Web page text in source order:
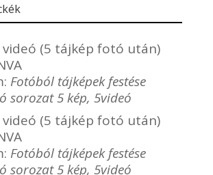
videó (5 tájkép fotó után)
Fotóból tájképek festése
sorozat 5 kép, 5videó
videó (5 tájkép fotó után)
Fotóból tájképek festése
sorozat 5 kép, 5videó